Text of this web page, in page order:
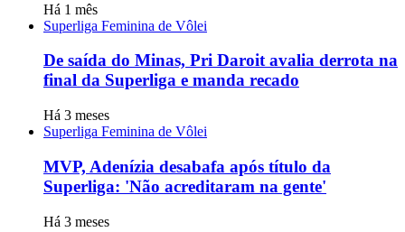
Há 1 mês
Superliga Feminina de Vôlei
De saída do Minas, Pri Daroit avalia derrota na
final da Superliga e manda recado
Há 3 meses
Superliga Feminina de Vôlei
MVP, Adenízia desabafa após título da
Superliga: 'Não acreditaram na gente'
Há 3 meses